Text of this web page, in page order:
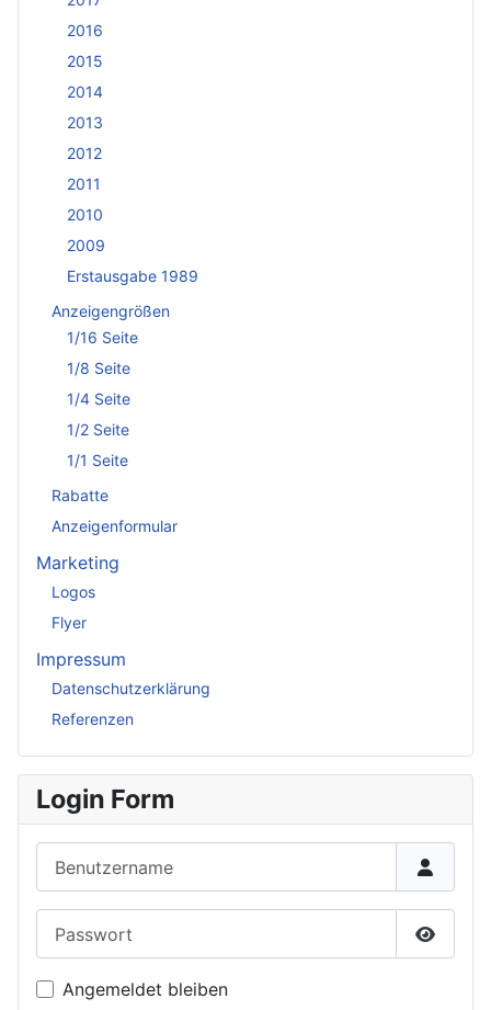
2016
2015
2014
2013
2012
2011
2010
2009
Erstausgabe 1989
Anzeigengrößen
1/16 Seite
1/8 Seite
1/4 Seite
1/2 Seite
1/1 Seite
Rabatte
Anzeigenformular
Marketing
Logos
Flyer
Impressum
Datenschutzerklärung
Referenzen
Login Form
Angemeldet bleiben